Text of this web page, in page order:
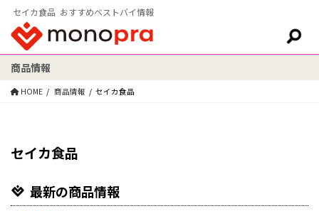
セイカ食品 おすすめベストバイ情報
検索:
商品情報
HOME 商品情報 セイカ食品
セイカ食品
最新の商品情報